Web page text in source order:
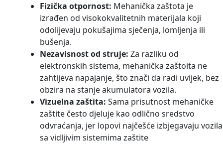
Fizička otpornost: Mehanička zaštota je
izrađen od visokokvalitetnih materijala koji
odolijevaju pokušajima sječenja, lomljenja ili
bušenja.
Nezavisnost od struje: Za razliku od
elektronskih sistema, mehanička zaštoita ne
zahtijeva napajanje, što znači da radi uvijek, bez
obzira na stanje akumulatora vozila.
Vizuelna zaštita: Sama prisutnost mehaničke
zaštite često djeluje kao odlično sredstvo
odvraćanja, jer lopovi najčešće izbjegavaju vozila
sa vidljivim sistemima zaštite